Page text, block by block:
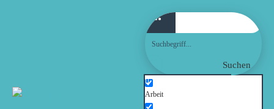
Suchen
Arbeit
WILLKOMMEN!
FRAKTION